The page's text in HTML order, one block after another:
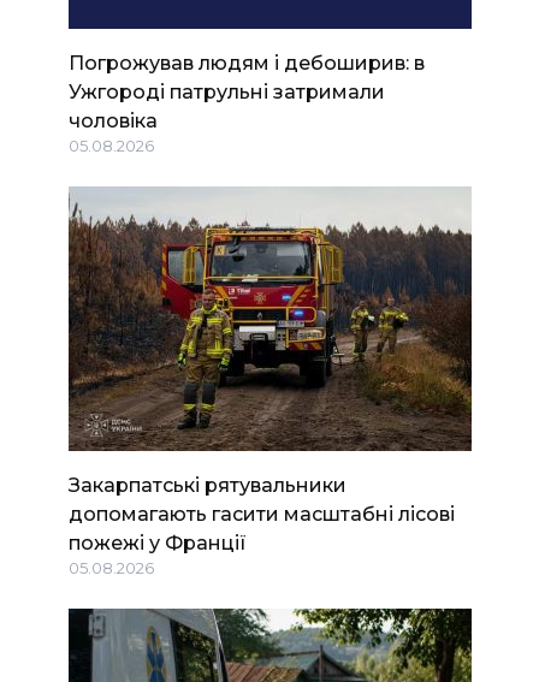
Погрожував людям і дебоширив: в
Ужгороді патрульні затримали
чоловіка
05.08.2026
Закарпатські рятувальники
допомагають гасити масштабні лісові
пожежі у Франції
05.08.2026